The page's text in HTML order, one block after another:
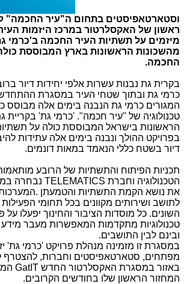
וסטארטאפיסטיםבתחום ה"עיר החכמה"
ראשון של האקסלרטור במרכז היזמות
מיזמים על תשתיות העיר החכמה ב'כרמי
מהשכונות הראשונות בארץ המבוססת
החכמה.
בקרית גת נבנות עשרות אלפי יחידות דיור
כרמי גת ובתוך שטחי העיר במסגרת
המגורים כרמי גת הנבנה בימים אלה מבוסס
טכנולוגיה של "עיר חכמה". 'כרמי גת' בקריית
הראשונות בישראל המבוססת כולה על
דיור בשטח כללי הנאמד במאות דונמים.
תכניות הפיתוח והתשתיות של הרובע
הטכנולוגיה וחברת TELEMATICSנבחרה
את נושא הקמת התשתיות והטמעתן .המערכות
לתושב ושירותים מקוונים בכל תחומי הפעילות
השונים. כל מוסדות הציבור והחינוך יפעלו על
טכנולוגיות מתקדמות המאפשרות מעבר מידע
ובינם לבין התושבים.
במסגרת זו מזמינה מנהלת פרויקט 'כרמי גת'
מפתחים, סטארטאפיסטים וחברות, להצטרף
באזור במסגרת האקסלרטור החדש GatIT
המחזור הראשון שלו בחודשים הקרובים.